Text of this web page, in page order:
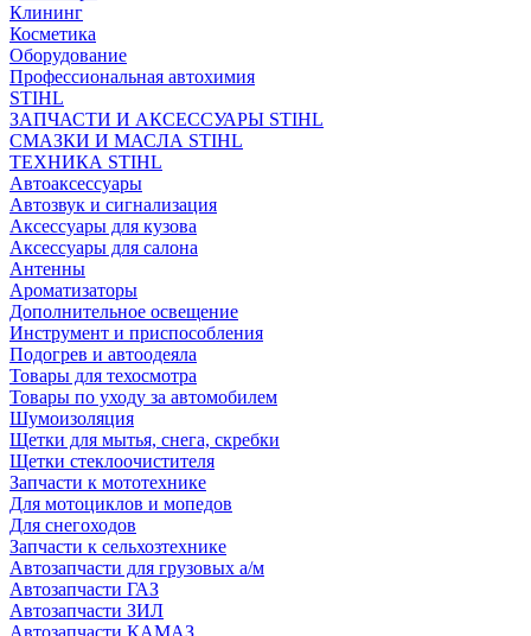
Клининг
Косметика
Оборудование
Профессиональная автохимия
STIHL
ЗАПЧАСТИ И АКСЕССУАРЫ STIHL
СМАЗКИ И МАСЛА STIHL
ТЕХНИКА STIHL
Автоаксессуары
Автозвук и сигнализация
Аксессуары для кузова
Аксессуары для салона
Антенны
Ароматизаторы
Дополнительное освещение
Инструмент и приспособления
Подогрев и автоодеяла
Товары для техосмотра
Товары по уходу за автомобилем
Шумоизоляция
Щетки для мытья, снега, скребки
Щетки стеклоочистителя
Запчасти к мототехнике
Для мотоциклов и мопедов
Для снегоходов
Запчасти к сельхозтехнике
Автозапчасти для грузовых а/м
Автозапчасти ГАЗ
Автозапчасти ЗИЛ
Автозапчасти КАМАЗ